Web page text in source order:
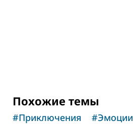
Похожие темы
#Приключения #Эмоции